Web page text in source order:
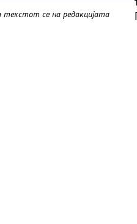
(ФОТО+ВИДЕО)
текстот се на редакцијата